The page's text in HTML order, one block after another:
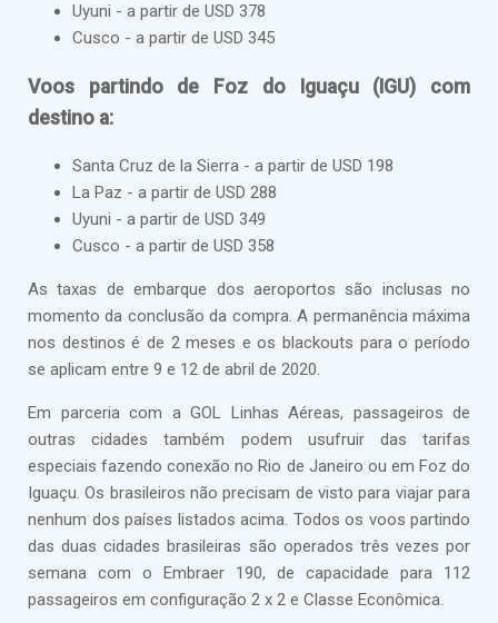
Uyuni - a partir de USD 378
Cusco - a partir de USD 345
Voos partindo de Foz do Iguaçu (IGU) com
destino a:
Santa Cruz de la Sierra - a partir de USD 198
La Paz - a partir de USD 288
Uyuni - a partir de USD 349
Cusco - a partir de USD 358
As taxas de embarque dos aeroportos são inclusas no
momento da conclusão da compra. A permanência máxima
nos destinos é de 2 meses e os blackouts para o período
se aplicam entre 9 e 12 de abril de 2020.
Em parceria com a GOL Linhas Aéreas, passageiros de
outras cidades também podem usufruir das tarifas
especiais fazendo conexão no Rio de Janeiro ou em Foz do
Iguaçu. Os brasileiros não precisam de visto para viajar para
nenhum dos países listados acima. Todos os voos partindo
das duas cidades brasileiras são operados três vezes por
semana com o Embraer 190, de capacidade para 112
passageiros em configuração 2 x 2 e Classe Econômica.